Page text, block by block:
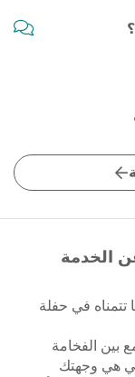
الخدمة
في حفلة
بين الفخامة
هي وجهتك